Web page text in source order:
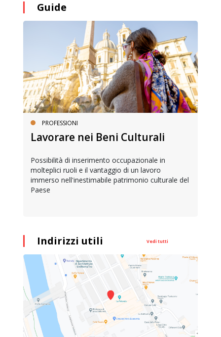
Guide
PROFESSIONI
Lavorare nei Beni Culturali
Possibilità di inserimento occupazionale in
molteplici ruoli e il vantaggio di un lavoro
immerso nell'inestimabile patrimonio culturale del
Paese
Indirizzi utili Vedi tutti